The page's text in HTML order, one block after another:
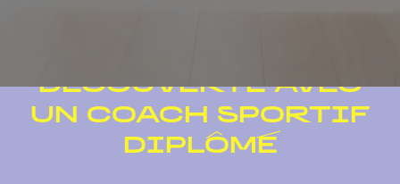
DÉCOUVERTE AVEC
UN COACH SPORTIF
DIPLÔMÉ